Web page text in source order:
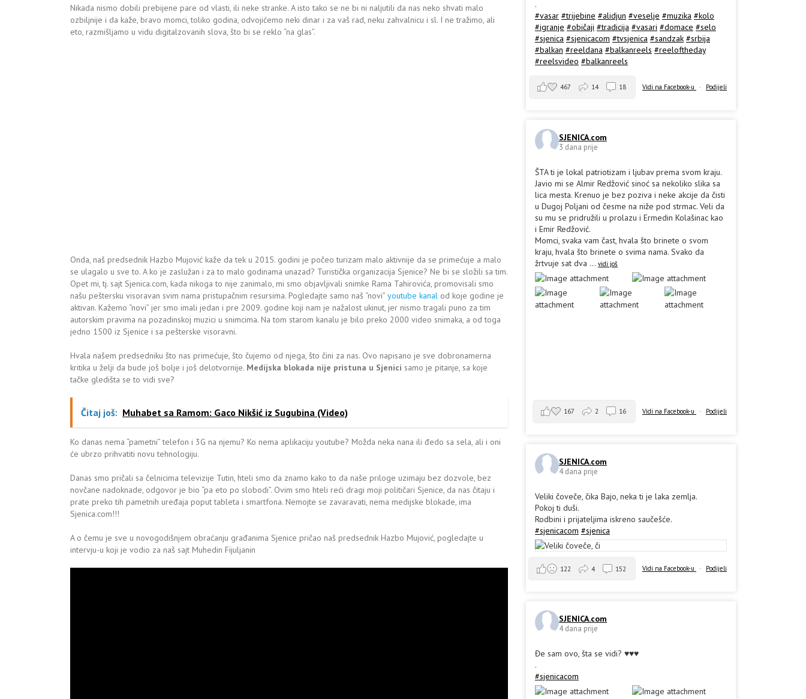
Nikada nismo dobili prebijene pare od vlasti, ili neke stranke. A isto tako se ne bi ni naljutili da nas neko shvati malo
ozbiljnije i da kaže, bravo momci, toliko godina, odvojićemo neki dinar i za vaš rad, neku zahvalnicu i sl. I ne tražimo, ali
eto, razmišljamo u vidu digitalzovanih slova, što bi se reklo “na glas”.
Onda, naš predsednik Hazbo Mujović kaže da tek u 2015. godini je počeo turizam malo aktivnije da se primećuje a malo
se ulagalo u sve to. A ko je zaslužan i za to malo godinama unazad? Turistička organizacija Sjenice? Ne bi se složili sa tim.
Opet mi, tj. sajt Sjenica.com, kada nikoga to nije zanimalo, mi smo objavljivali snimke Rama Tahirovića, promovisali smo
našu peštersku visoravan svim nama pristupačnim resursima. Pogledajte samo naš “novi” youtube kanal od koje godine je
aktivan. Kažemo “novi” jer smo imali jedan i pre 2009. godine koji nam je nažalost ukinut, jer nismo tragali puno za tim
autorskim pravima na pozadinskoj muzici u snimcima. Na tom starom kanalu je bilo preko 2000 video snimaka, a od toga
jedno 1500 iz Sjenice i sa pešterske visoravni.
Hvala našem predsedniku što nas primećuje, što čujemo od njega, što čini za nas. Ovo napisano je sve dobronamerna
kritika u želji da bude još bolje i još delotvornije. Medijska blokada nije pristuna u Sjenici samo je pitanje, sa koje
tačke gledišta se to vidi sve?
Čitaj još: Muhabet sa Ramom: Gaco Nikšić iz Sugubina (Video)
Ko danas nema “pametni” telefon i 3G na njemu? Ko nema aplikaciju youtube? Možda neka nana ili đedo sa sela, ali i oni
će ubrzo prihvatiti novu tehnologiju.
Danas smo pričali sa čelnicima televizije Tutin, hteli smo da znamo kako to da naše priloge uzimaju bez dozvole, bez
novčane nadoknade, odgovor je bio “pa eto po slobodi”. Ovim smo hteli reći dragi moji političari Sjenice, da nas čitaju i
prate preko tih pametnih uređaja poput tableta i smartfona. Nemojte se zavaravati, nema medijske blokade, ima
Sjenica.com!!!
A o čemu je sve u novogodišnjem obraćanju građanima Sjenice pričao naš predsednik Hazbo Mujović, pogledajte u
intervju-u koji je vodio za naš sajt Muhedin Fijuljanin
.
#vasar #trijebine #alidjun #veselje #muzika #kolo
#igranje #običaji #tradicija #vasari #domace #selo
#sjenica #sjenicacom #tvsjenica #sandzak #srbija
#balkan #reeldana #balkanreels #reeloftheday
#reelsvideo #balkanreels
Vidi na Facebook-u · Podijeli
467 14 18
SJENICA.com
3 dana prije
ŠTA ti je lokal patriotizam i ljubav prema svom kraju.
Javio mi se Almir Redžović sinoć sa nekoliko slika sa
lica mesta. Krenuo je bez poziva i neke akcije da čisti
u Dugoj Poljani od česme na niže pod strmac. Veli da
su mu se pridružili u prolazu i Ermedin Kolašinac kao
i Emir Redžović.
Momci, svaka vam čast, hvala što brinete o svom
kraju, hvala što brinete o svima nama. Svako da
žrtvuje sat dva ... vidi još
Vidi na Facebook-u · Podijeli
167 2 16
SJENICA.com
4 dana prije
Veliki čoveče, čika Bajo, neka ti je laka zemlja.
Pokoj ti duši.
Rodbini i prijateljima iskreno saučešće.
#sjenicacom #sjenica
Vidi na Facebook-u · Podijeli
122 4 152
SJENICA.com
4 dana prije
Đe sam ovo, šta se vidi? ♥️♥️♥️
.
#sjenicacom